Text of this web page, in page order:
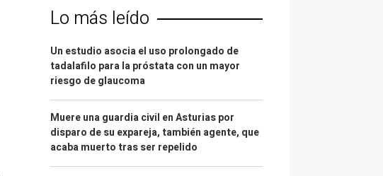
Lo más leído
Un estudio asocia el uso prolongado de
tadalafilo para la próstata con un mayor
riesgo de glaucoma
Muere una guardia civil en Asturias por
disparo de su expareja, también agente, que
acaba muerto tras ser repelido